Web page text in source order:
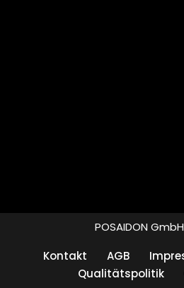
POSAIDON
Kontakt
AGB
Qualitätspolitik